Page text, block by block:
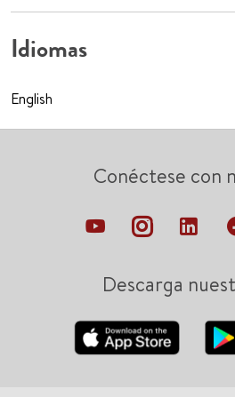
Idiomas
English
Conéctese con
Descarga